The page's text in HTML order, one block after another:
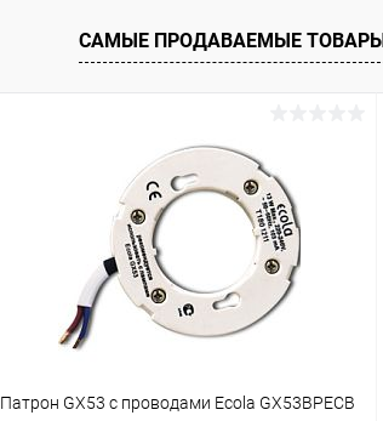
В избранное Недоступно
САМЫЕ ПРОДАВАЕМЫЕ ТОВАРЫ
Патрон GX53 с проводами Ecola GX53BPECB